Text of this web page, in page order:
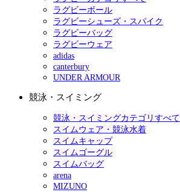
ラグビーボール
ラグビーシューズ・スパイク
ラグビーバッグ
ラグビーウェア
adidas
canterbury
UNDER ARMOUR
競泳・スイミング
競泳・スイミングカテゴリすべて
スイムウェア・競泳水着
スイムキャップ
スイムゴーグル
スイムバッグ
arena
MIZUNO